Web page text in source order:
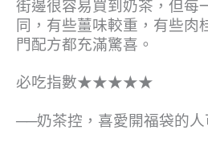
街邊很容易買到奶茶，但每
同，有些薑味較重，有些肉
門配方都充滿驚喜。
必吃指數★★★★★
──奶茶控，喜愛開福袋的人